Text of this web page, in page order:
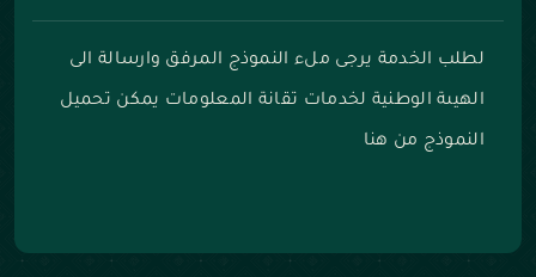
لطلب الخدمة يرجى ملء النموذج المرفق وارسالة الى
الهيىة الوطنية لخدمات تقانة المعلومات يمكن تحميل
النموذج من هنا